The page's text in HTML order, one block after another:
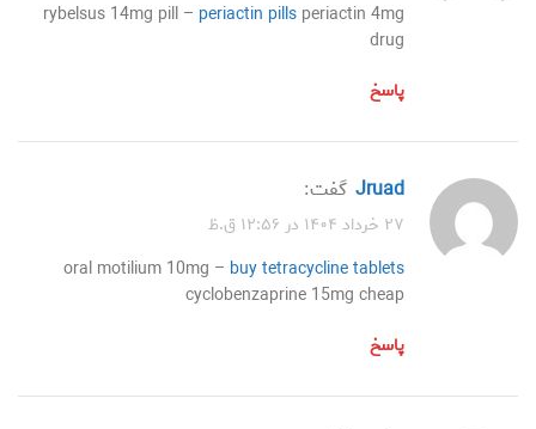
rybelsus 14mg pill – periactin pills periactin 4mg
drug
پاسخ
jruad گفت:
۲۷ خرداد ۱۴۰۴ در ۱۲:۵۶ ق.ظ
oral motilium 10mg – buy tetracycline tablets
cyclobenzaprine 15mg cheap
پاسخ